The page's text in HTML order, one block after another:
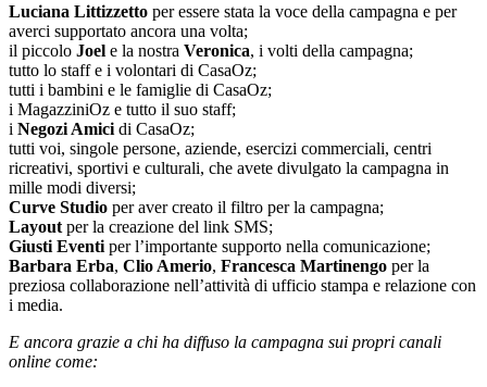
Luciana Littizzetto per essere stata la voce della campagna e per
averci supportato ancora una volta;
il piccolo Joel e la nostra Veronica, i volti della campagna;
tutto lo staff e i volontari di CasaOz;
tutti i bambini e le famiglie di CasaOz;
i MagazziniOz e tutto il suo staff;
i Negozi Amici di CasaOz;
tutti voi, singole persone, aziende, esercizi commerciali, centri
ricreativi, sportivi e culturali, che avete divulgato la campagna in
mille modi diversi;
Curve Studio per aver creato il filtro per la campagna;
Layout per la creazione del link SMS;
Giusti Eventi per l’importante supporto nella comunicazione;
Barbara Erba, Clio Amerio, Francesca Martinengo per la
preziosa collaborazione nell’attività di ufficio stampa e relazione con
i media.
E ancora grazie a chi ha diffuso la campagna sui propri canali
online come: